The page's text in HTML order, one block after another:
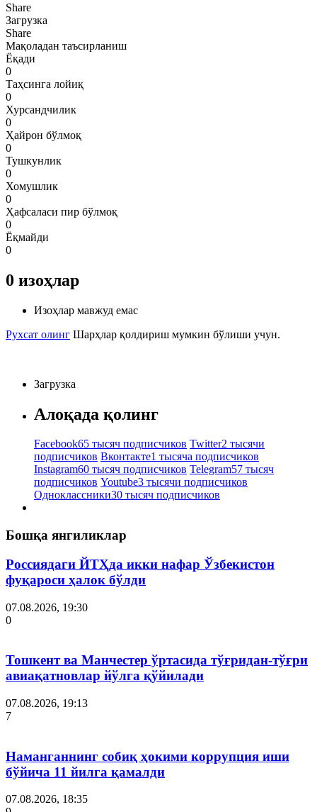
Share
Загрузка
Share
Мақоладан таъсирланиш
Ёқади
0
Таҳсинга лойиқ
0
Хурсандчилик
0
Ҳайрон бўлмоқ
0
Тушкунлик
0
Хомушлик
0
Ҳафсаласи пир бўлмоқ
0
Ёқмайди
0
0 изоҳлар
Изоҳлар мавжуд емас
Рухсат олинг Шарҳлар қолдириш мумкин бўлиши учун.
Загрузка
Алоқада қолинг
Facebook65 тысяч подписчиков Twitter2 тысячи
подписчиков Вконтакте1 тысяча подписчиков
Instagram60 тысяч подписчиков Telegram57 тысяч
подписчиков Youtube3 тысячи подписчиков
Одноклассники30 тысяч подписчиков
Бошқа янгиликлар
Россиядаги ЙТҲда икки нафар Ўзбекистон
фуқароси ҳалок бўлди
07.08.2026, 19:30
0
Тошкент ва Манчестер ўртасида тўғридан-тўғри
авиақатновлар йўлга қўйилади
07.08.2026, 19:13
7
Наманганнинг собиқ ҳокими коррупция иши
бўйича 11 йилга қамалди
07.08.2026, 18:35